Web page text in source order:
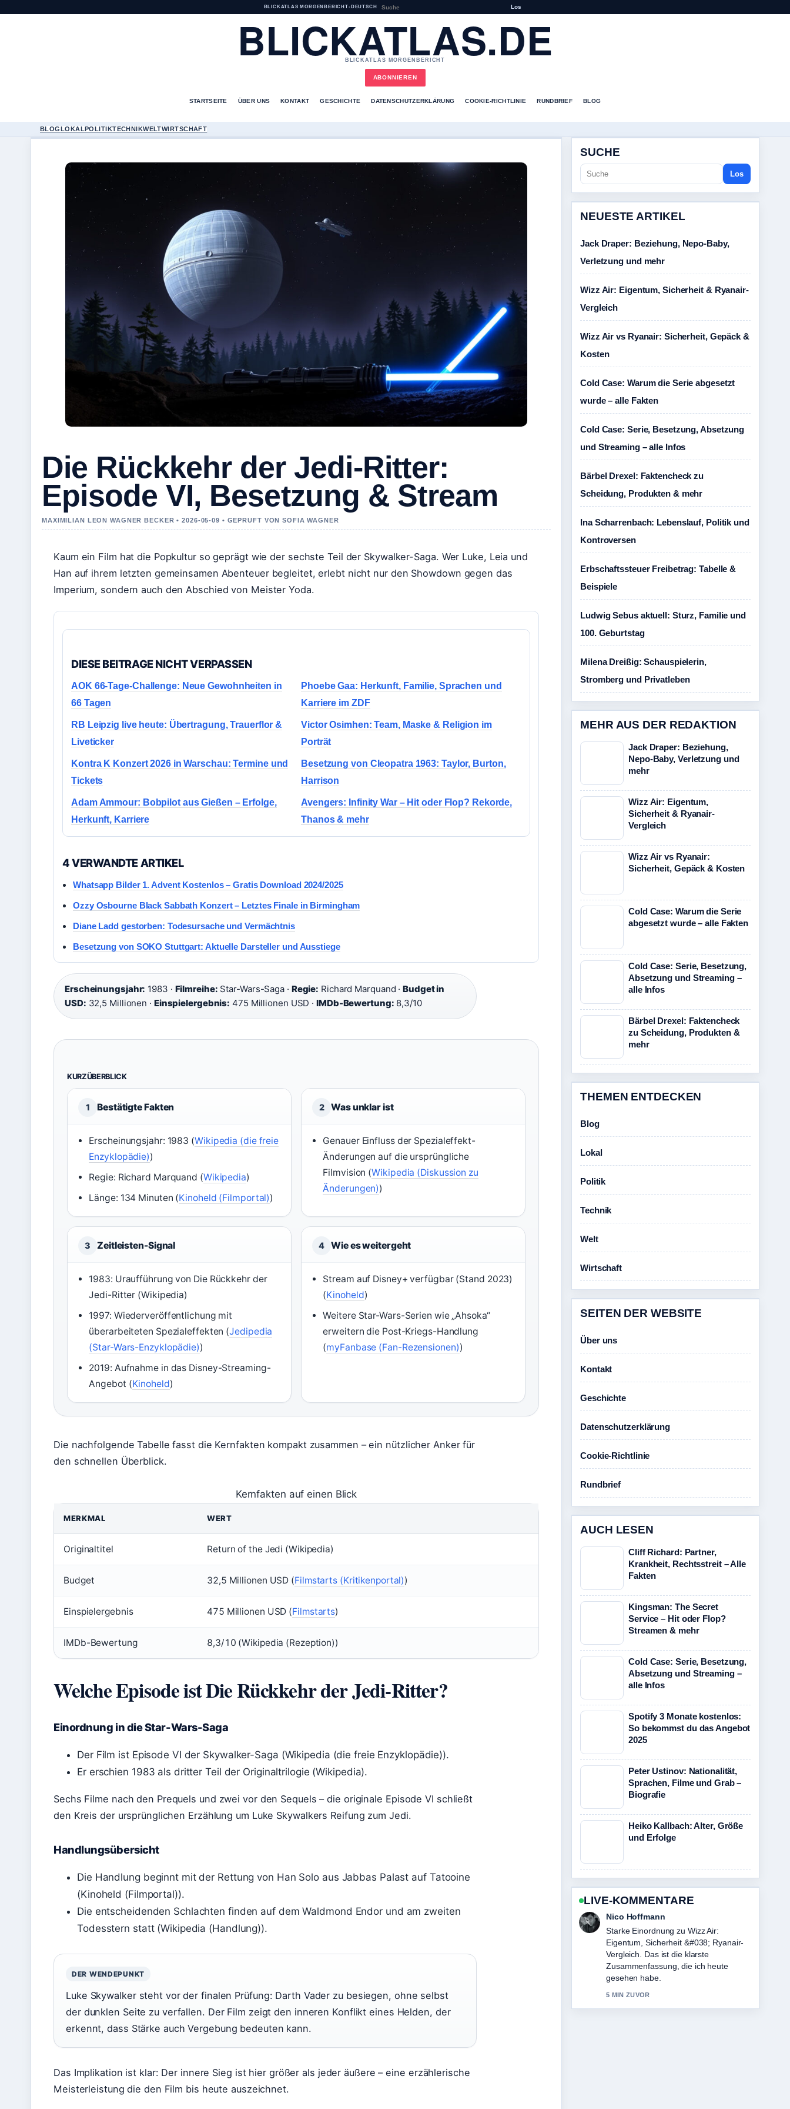
BLICKATLAS MORGENBERICHT• DEUTSCH Los
BLICKATLAS.DE
BLICKATLAS MORGENBERICHT
ABONNIEREN
STARTSEITE ÜBER UNS KONTAKT GESCHICHTE DATENSCHUTZERKLÄRUNG COOKIE-RICHTLINIE RUNDBRIEF BLOG
BLOGLOKALPOLITIKTECHNIKWELTWIRTSCHAFT
Die Rückkehr der Jedi-Ritter:
Episode VI, Besetzung & Stream
MAXIMILIAN LEON WAGNER BECKER • 2026-05-09 • GEPRUFT VON SOFIA WAGNER
Kaum ein Film hat die Popkultur so geprägt wie der sechste Teil der Skywalker-Saga. Wer Luke, Leia und
Han auf ihrem letzten gemeinsamen Abenteuer begleitet, erlebt nicht nur den Showdown gegen das
Imperium, sondern auch den Abschied von Meister Yoda.
DIESE BEITRAGE NICHT VERPASSEN
AOK 66-Tage-Challenge: Neue Gewohnheiten in
66 Tagen
Phoebe Gaa: Herkunft, Familie, Sprachen und
Karriere im ZDF
RB Leipzig live heute: Übertragung, Trauerflor &
Liveticker
Victor Osimhen: Team, Maske & Religion im
Porträt
Kontra K Konzert 2026 in Warschau: Termine und
Tickets
Besetzung von Cleopatra 1963: Taylor, Burton,
Harrison
Adam Ammour: Bobpilot aus Gießen – Erfolge,
Herkunft, Karriere
Avengers: Infinity War – Hit oder Flop? Rekorde,
Thanos & mehr
4 VERWANDTE ARTIKEL
Whatsapp Bilder 1. Advent Kostenlos – Gratis Download 2024/2025
Ozzy Osbourne Black Sabbath Konzert – Letztes Finale in Birmingham
Diane Ladd gestorben: Todesursache und Vermächtnis
Besetzung von SOKO Stuttgart: Aktuelle Darsteller und Ausstiege
Erscheinungsjahr: 1983 · Filmreihe: Star-Wars-Saga · Regie: Richard Marquand ·Budget in
USD: 32,5 Millionen · Einspielergebnis: 475 Millionen USD ·IMDb-Bewertung: 8,3/10
KURZÜBERBLICK
1 Bestätigte Fakten
Erscheinungsjahr: 1983 (Wikipedia (die freie
Enzyklopädie))
Regie: Richard Marquand (Wikipedia)
Länge: 134 Minuten (Kinoheld (Filmportal))
2 Was unklar ist
Genauer Einfluss der Spezialeffekt-
Änderungen auf die ursprüngliche
Filmvision (Wikipedia (Diskussion zu
Änderungen))
3 Zeitleisten-Signal
1983: Uraufführung von Die Rückkehr der
Jedi-Ritter (Wikipedia)
1997: Wiederveröffentlichung mit
überarbeiteten Spezialeffekten (Jedipedia
(Star-Wars-Enzyklopädie))
2019: Aufnahme in das Disney-Streaming-
Angebot (Kinoheld)
4 Wie es weitergeht
Stream auf Disney+ verfügbar (Stand 2023)
(Kinoheld)
Weitere Star-Wars-Serien wie „Ahsoka“
erweitern die Post-Kriegs-Handlung
(myFanbase (Fan-Rezensionen))
Die nachfolgende Tabelle fasst die Kernfakten kompakt zusammen – ein nützlicher Anker für
den schnellen Überblick.
Kernfakten auf einen Blick
MERKMAL WERT
Originaltitel Return of the Jedi (Wikipedia)
Budget 32,5 Millionen USD (Filmstarts (Kritikenportal))
Einspielergebnis 475 Millionen USD (Filmstarts)
IMDb-Bewertung 8,3/10 (Wikipedia (Rezeption))
Welche Episode ist Die Rückkehr der Jedi-Ritter?
Einordnung in die Star-Wars-Saga
Der Film ist Episode VI der Skywalker-Saga (Wikipedia (die freie Enzyklopädie)).
Er erschien 1983 als dritter Teil der Originaltrilogie (Wikipedia).
Sechs Filme nach den Prequels und zwei vor den Sequels – die originale Episode VI schließt
den Kreis der ursprünglichen Erzählung um Luke Skywalkers Reifung zum Jedi.
Handlungsübersicht
Die Handlung beginnt mit der Rettung von Han Solo aus Jabbas Palast auf Tatooine
(Kinoheld (Filmportal)).
Die entscheidenden Schlachten finden auf dem Waldmond Endor und am zweiten
Todesstern statt (Wikipedia (Handlung)).
DER WENDEPUNKT
Luke Skywalker steht vor der finalen Prüfung: Darth Vader zu besiegen, ohne selbst
der dunklen Seite zu verfallen. Der Film zeigt den inneren Konflikt eines Helden, der
erkennt, dass Stärke auch Vergebung bedeuten kann.
Das Implikation ist klar: Der innere Sieg ist hier größer als jeder äußere – eine erzählerische
Meisterleistung die den Film bis heute auszeichnet.
SUCHE
Los
NEUESTE ARTIKEL
Jack Draper: Beziehung, Nepo-Baby,
Verletzung und mehr
Wizz Air: Eigentum, Sicherheit & Ryanair-
Vergleich
Wizz Air vs Ryanair: Sicherheit, Gepäck &
Kosten
Cold Case: Warum die Serie abgesetzt
wurde – alle Fakten
Cold Case: Serie, Besetzung, Absetzung
und Streaming – alle Infos
Bärbel Drexel: Faktencheck zu
Scheidung, Produkten & mehr
Ina Scharrenbach: Lebenslauf, Politik und
Kontroversen
Erbschaftssteuer Freibetrag: Tabelle &
Beispiele
Ludwig Sebus aktuell: Sturz, Familie und
100. Geburtstag
Milena Dreißig: Schauspielerin,
Stromberg und Privatleben
MEHR AUS DER REDAKTION
Jack Draper: Beziehung,
Nepo-Baby, Verletzung und
mehr
Wizz Air: Eigentum,
Sicherheit & Ryanair-
Vergleich
Wizz Air vs Ryanair:
Sicherheit, Gepäck & Kosten
Cold Case: Warum die Serie
abgesetzt wurde – alle Fakten
Cold Case: Serie, Besetzung,
Absetzung und Streaming –
alle Infos
Bärbel Drexel: Faktencheck
zu Scheidung, Produkten &
mehr
THEMEN ENTDECKEN
Blog
Lokal
Politik
Technik
Welt
Wirtschaft
SEITEN DER WEBSITE
Über uns
Kontakt
Geschichte
Datenschutzerklärung
Cookie-Richtlinie
Rundbrief
AUCH LESEN
Cliff Richard: Partner,
Krankheit, Rechtsstreit – Alle
Fakten
Kingsman: The Secret
Service – Hit oder Flop?
Streamen & mehr
Cold Case: Serie, Besetzung,
Absetzung und Streaming –
alle Infos
Spotify 3 Monate kostenlos:
So bekommst du das Angebot
2025
Peter Ustinov: Nationalität,
Sprachen, Filme und Grab –
Biografie
Heiko Kallbach: Alter, Größe
und Erfolge
LIVE-KOMMENTARE
Hannah Weber
Verfolge Wizz Air vs Ryanair: Sicherheit,
Gepäck &#038;... genau – schaetze
den ausgewogenen Ton hier.
7 MIN ZUVOR